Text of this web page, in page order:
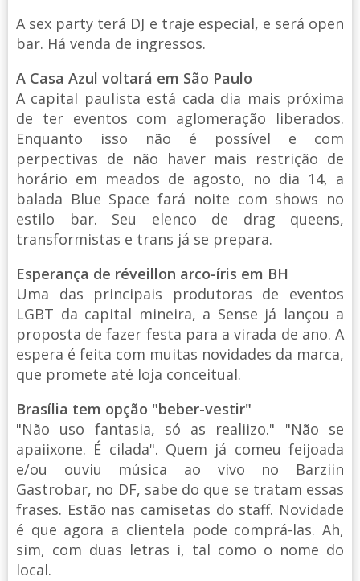
A sex party terá DJ e traje especial, e será open
bar. Há venda de ingressos.
A Casa Azul voltará em São Paulo
A capital paulista está cada dia mais próxima
de ter eventos com aglomeração liberados.
Enquanto isso não é possível e com
perpectivas de não haver mais restrição de
horário em meados de agosto, no dia 14, a
balada Blue Space fará noite com shows no
estilo bar. Seu elenco de drag queens,
transformistas e trans já se prepara.
Esperança de réveillon arco-íris em BH
Uma das principais produtoras de eventos
LGBT da capital mineira, a Sense já lançou a
proposta de fazer festa para a virada de ano. A
espera é feita com muitas novidades da marca,
que promete até loja conceitual.
Brasília tem opção "beber-vestir"
"Não uso fantasia, só as realiizo." "Não se
apaiixone. É cilada". Quem já comeu feijoada
e/ou ouviu música ao vivo no Barziin
Gastrobar, no DF, sabe do que se tratam essas
frases. Estão nas camisetas do staff. Novidade
é que agora a clientela pode comprá-las. Ah,
sim, com duas letras i, tal como o nome do
local.